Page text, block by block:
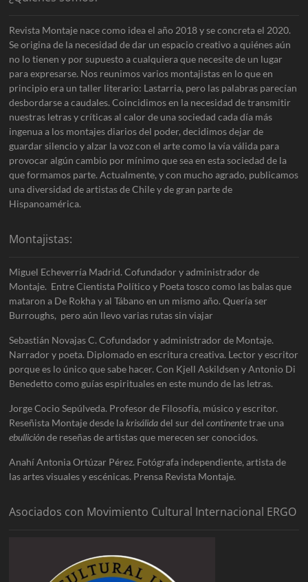
Revista Montaje nace como idea el año 2018 y se concreta el 2020.
Se origina de la necesidad de dar un espacio creativo a quiénes aún
no lo tienen y por supuesto a cualquiera que necesite de un lugar
para expresarse. Nos reunimos varios montajistas en lo que en
principio era un taller literario: Lastarria, pero las palabras parecían
desbordarse a caudales. Coincidimos en la necesidad de transmitir
nuestras letras y críticas al calor de una sociedad cada día más
ingenua a los montajes diarios del poder, decidimos dejar de
guardar silencio y alzar la voz con el arte como la vía válida para
provocar algún cambio por mínimo que sea en esta sociedad de la
que formamos parte. Actualmente, y con mucho agrado, publicamos
una diversidad de artistas de Chile y de gran parte de
Hispanoamérica.
Montajistas:
Miguel Echeverría Madrid. Cofundador y administrador de
Montaje. Entre Cientista Político y Poeta tosco como las balas que
mataron a De Rokha y al Tábano en un mismo año. Quería ser
Burroughs, pero aún llevo varias rutas sin viajar
Sebastián Novajas C. Cofundador y administrador de Montaje.
Narrador y poeta. Diplomado en escritura creativa. Lector y escritor
porque es lo único que sabe hacer. Con Kjell Askildsen y Antonio Di
Benedetto como guías espirituales en este mundo de las letras.
Jorge Cocio Sepúlveda. Profesor de Filosofía, músico y escritor.
Reseñista Montaje desde lakrisálidadel sur delcontinentetrae una
ebulliciónde reseñas de artistas que merecen ser conocidos.
Anahí Antonia Ortúzar Pérez. Fotógrafa independiente, artista de
las artes visuales y escénicas. Prensa Revista Montaje.
Asociados con Movimiento Cultural Internacional ERGO